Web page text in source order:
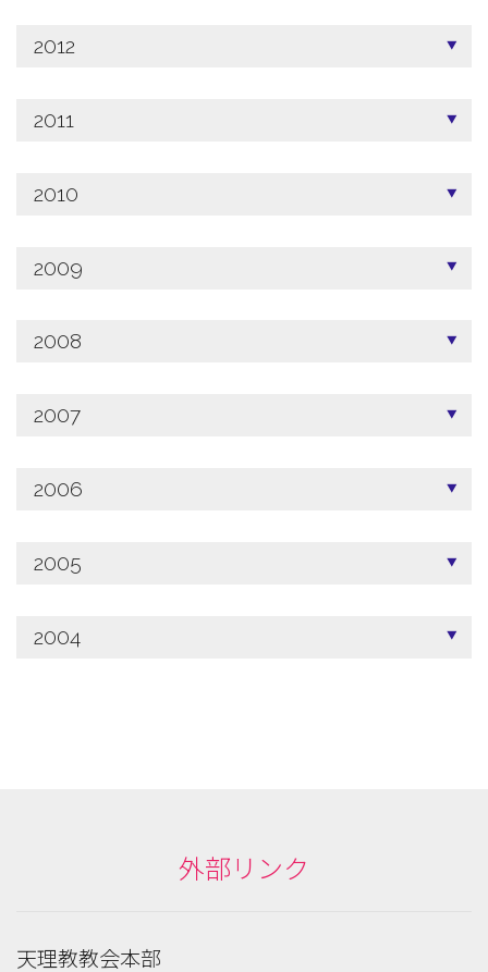
2012
2011
2010
2009
2008
2007
2006
2005
2004
外部リンク
天理教教会本部